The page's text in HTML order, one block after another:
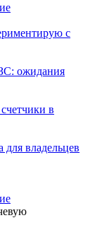
с
ожидания
в
владельцев